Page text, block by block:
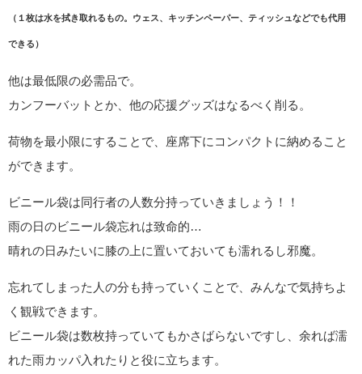
（１枚は水を拭き取れるもの。ウェス、キッチンペーパー、ティッシュなどでも代用
できる）
他は最低限の必需品で。
カンフーバットとか、他の応援グッズはなるべく削る。
荷物を最小限にすることで、座席下にコンパクトに納めること
ができます。
ビニール袋は同行者の人数分持っていきましょう！！
雨の日のビニール袋忘れは致命的…
晴れの日みたいに膝の上に置いておいても濡れるし邪魔。
忘れてしまった人の分も持っていくことで、みんなで気持ちよ
く観戦できます。
ビニール袋は数枚持っていてもかさばらないですし、余れば濡
れた雨カッパ入れたりと役に立ちます。